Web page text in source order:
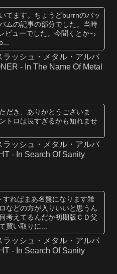
てます。ちょうどburrnのバッ
ムの記事の部分でした。当時
ビューでした。今聞くとかっ
ッシュ・メタル・アルバ
- In The Name Of Metal
だき、ありがとうございま
トロは長すぎるかも知れませ
ッシュ・メタル・アルバ
- In Search Of Sanity
ればまあ名盤になります雑
などの方が入りいいと思うん
考えてるんだか初期版ＣＤ父
買い取りに...
ッシュ・メタル・アルバ
- In Search Of Sanity